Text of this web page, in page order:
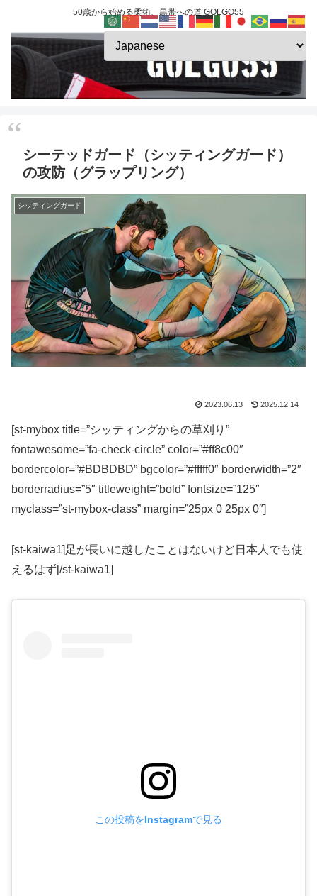
50歳から始める柔術、黒帯への道 GOLGO55
シーテッドガード（シッティングガード）
の攻防（グラップリング）
シッティングガード
2023.06.13 2025.12.14
[st-mybox title=”シッティングからの草刈り”
fontawesome=”fa-check-circle” color=”#ff8c00″
bordercolor=”#BDBDBD” bgcolor=”#fffff0″ borderwidth=”2″
borderradius=”5″ titleweight=”bold” fontsize=”125″
myclass=”st-mybox-class” margin=”25px 0 25px 0″]
[st-kaiwa1]足が長いに越したことはないけど日本人でも使
えるはず[/st-kaiwa1]
この投稿をInstagramで見る